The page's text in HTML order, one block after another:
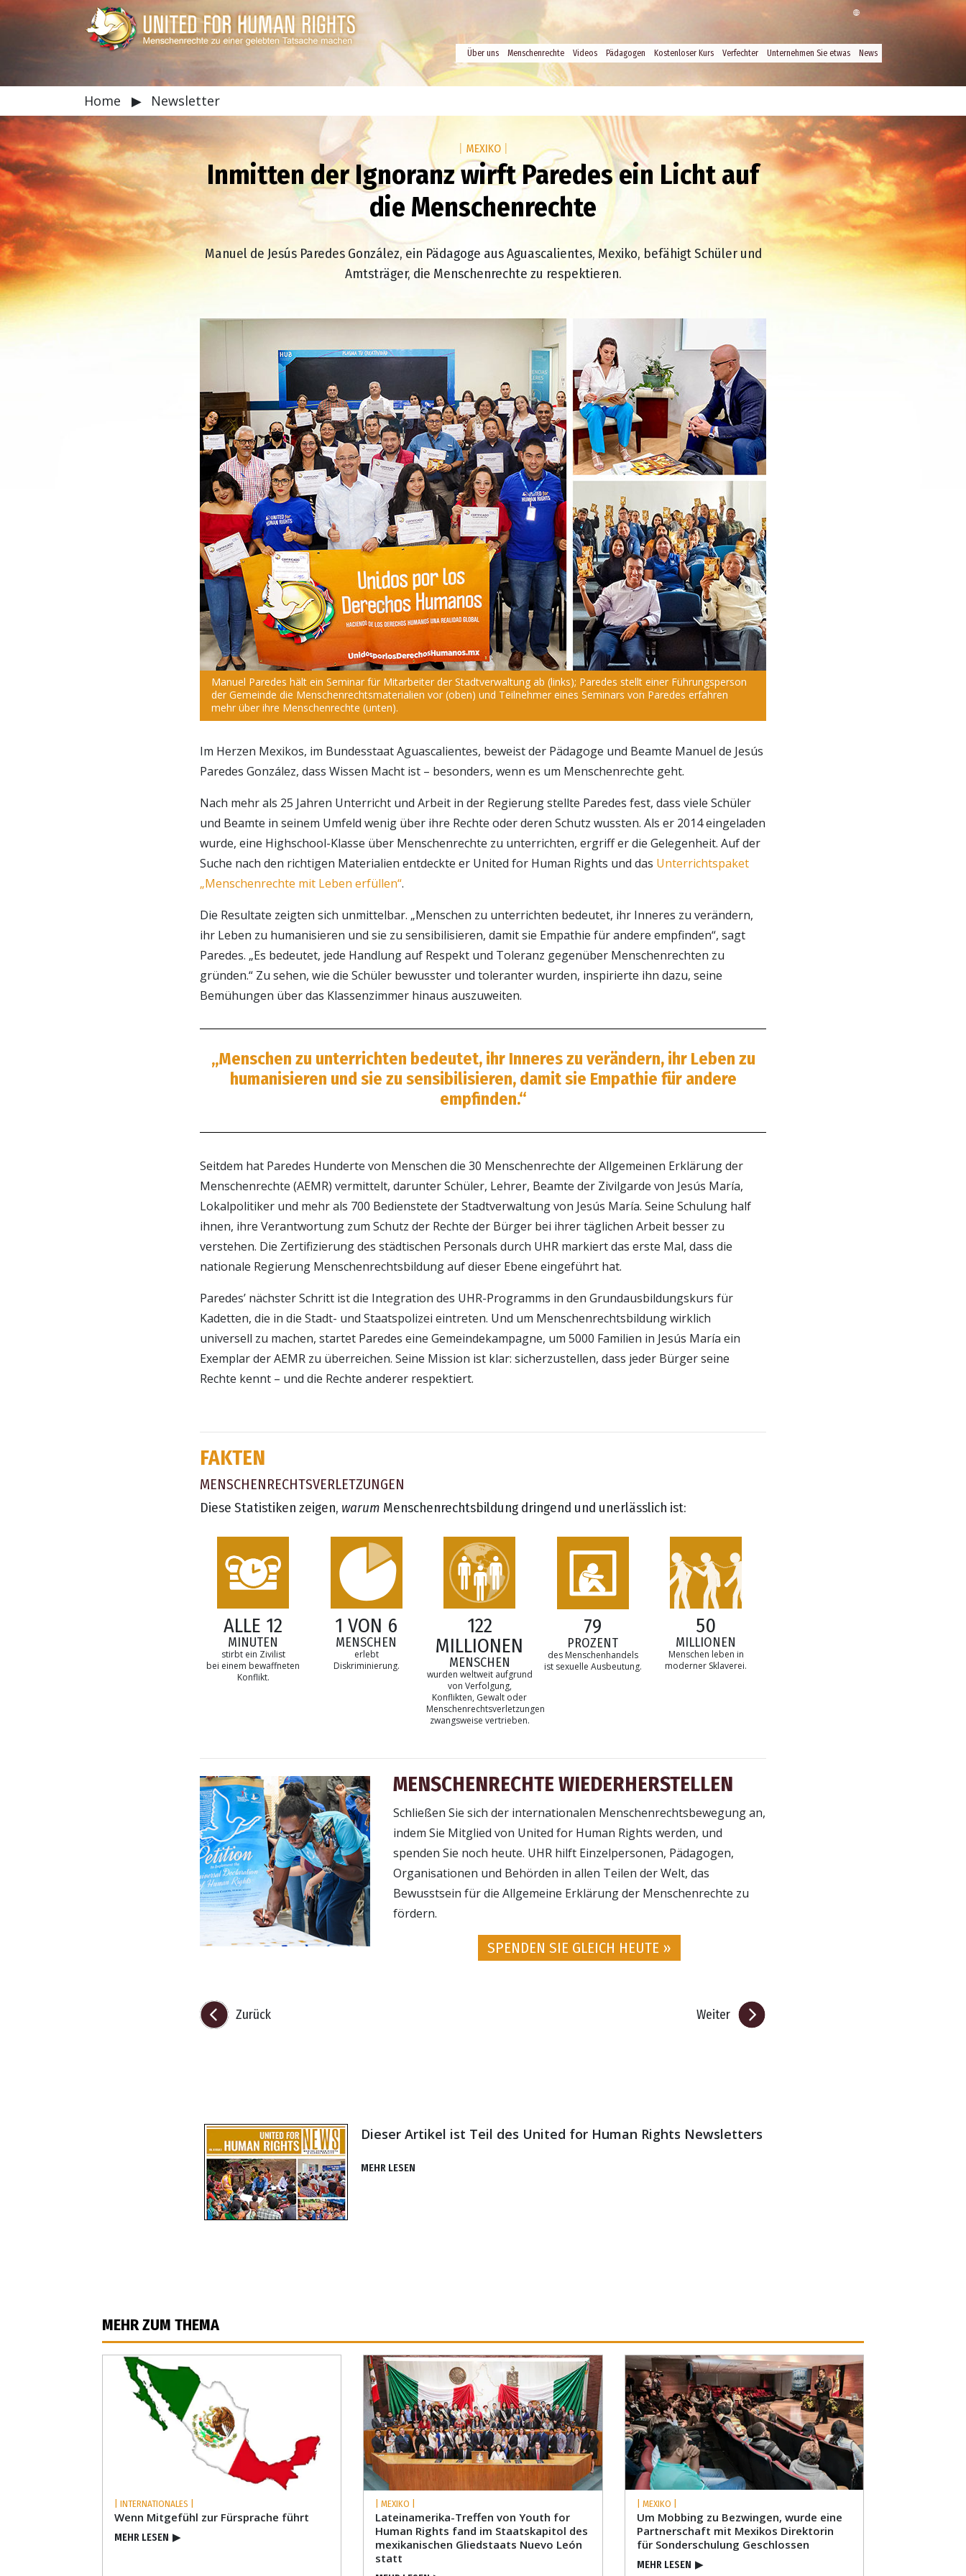
Über uns Menschenrechte Videos Pädagogen Kostenloser Kurs Verfechter Unternehmen Sie etwas News
Home ▶ Newsletter
MEXIKO
Inmitten der Ignoranz wirft Paredes ein Licht auf
die Menschenrechte
Manuel de Jesús Paredes González, ein Pädagoge aus Aguascalientes, Mexiko, befähigt Schüler und
Amtsträger, die Menschenrechte zu respektieren.
Manuel Paredes hält ein Seminar für Mitarbeiter der Stadtverwaltung ab (links); Paredes stellt einer Führungsperson
der Gemeinde die Menschenrechtsmaterialien vor (oben) und Teilnehmer eines Seminars von Paredes erfahren
mehr über ihre Menschenrechte (unten).
Im Herzen Mexikos, im Bundesstaat Aguascalientes, beweist der Pädagoge und Beamte Manuel de Jesús
Paredes González, dass Wissen Macht ist – besonders, wenn es um Menschenrechte geht.
Nach mehr als 25 Jahren Unterricht und Arbeit in der Regierung stellte Paredes fest, dass viele Schüler
und Beamte in seinem Umfeld wenig über ihre Rechte oder deren Schutz wussten. Als er 2014 eingeladen
wurde, eine Highschool-Klasse über Menschenrechte zu unterrichten, ergriff er die Gelegenheit. Auf der
Suche nach den richtigen Materialien entdeckte er United for Human Rights und das Unterrichtspaket
„Menschenrechte mit Leben erfüllen“.
Die Resultate zeigten sich unmittelbar. „Menschen zu unterrichten bedeutet, ihr Inneres zu verändern,
ihr Leben zu humanisieren und sie zu sensibilisieren, damit sie Empathie für andere empfinden“, sagt
Paredes. „Es bedeutet, jede Handlung auf Respekt und Toleranz gegenüber Menschenrechten zu
gründen.“ Zu sehen, wie die Schüler bewusster und toleranter wurden, inspirierte ihn dazu, seine
Bemühungen über das Klassenzimmer hinaus auszuweiten.
„Menschen zu unterrichten bedeutet, ihr Inneres zu verändern, ihr Leben zu
humanisieren und sie zu sensibilisieren, damit sie Empathie für andere
empfinden.“
Seitdem hat Paredes Hunderte von Menschen die 30 Menschenrechte der Allgemeinen Erklärung der
Menschenrechte (AEMR) vermittelt, darunter Schüler, Lehrer, Beamte der Zivilgarde von Jesús María,
Lokalpolitiker und mehr als 700 Bedienstete der Stadtverwaltung von Jesús María. Seine Schulung half
ihnen, ihre Verantwortung zum Schutz der Rechte der Bürger bei ihrer täglichen Arbeit besser zu
verstehen. Die Zertifizierung des städtischen Personals durch UHR markiert das erste Mal, dass die
nationale Regierung Menschenrechtsbildung auf dieser Ebene eingeführt hat.
Paredes’ nächster Schritt ist die Integration des UHR-Programms in den Grundausbildungskurs für
Kadetten, die in die Stadt- und Staatspolizei eintreten. Und um Menschenrechtsbildung wirklich
universell zu machen, startet Paredes eine Gemeindekampagne, um 5000 Familien in Jesús María ein
Exemplar der AEMR zu überreichen. Seine Mission ist klar: sicherzustellen, dass jeder Bürger seine
Rechte kennt – und die Rechte anderer respektiert.
FAKTEN
MENSCHENRECHTS­VERLETZUNGEN
Diese Statistiken zeigen, warum Menschenrechtsbildung dringend und unerlässlich ist:
ALLE 12
MINUTEN
stirbt ein Zivilist
bei einem bewaffneten
Konflikt.
1 VON 6
MENSCHEN
erlebt
Diskriminierung.
122
MILLIONEN
MENSCHEN
wurden weltweit aufgrund
von Verfolgung,
Konflikten, Gewalt oder
Menschenrechtsverletzungen
zwangsweise vertrieben.
79
PROZENT
des Menschenhandels
ist sexuelle Ausbeutung.
50
MILLIONEN
Menschen leben in
moderner Sklaverei.
MENSCHENRECHTE WIEDERHERSTELLEN
Schließen Sie sich der internationalen Menschenrechtsbewegung an,
indem Sie Mitglied von United for Human Rights werden, und
spenden Sie noch heute. UHR hilft Einzelpersonen, Pädagogen,
Organisationen und Behörden in allen Teilen der Welt, das
Bewusstsein für die Allgemeine Erklärung der Menschenrechte zu
fördern.
SPENDEN SIE GLEICH HEUTE »
Zurück Weiter
Dieser Artikel ist Teil des United for Human Rights Newsletters
MEHR LESEN
MEHR ZUM THEMA
| INTERNATIONALES |
Wenn Mitgefühl zur Fürsprache führt
MEHR LESEN ▶
| MEXIKO |
Lateinamerika-Treffen von Youth for
Human Rights fand im Staatskapitol des
mexikanischen Gliedstaats Nuevo León
statt
| MEXIKO |
Um Mobbing zu Bezwingen, wurde eine
Partnerschaft mit Mexikos Direktorin
für Sonderschulung Geschlossen
MEHR LESEN ▶